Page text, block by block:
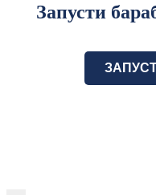
Запусти